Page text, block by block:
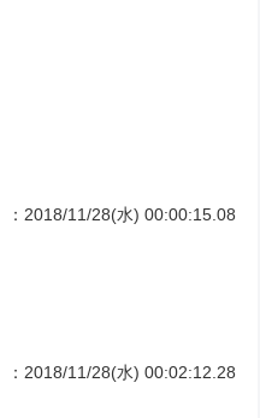
：2018/11/28(水) 00:00:15.08
：2018/11/28(水) 00:02:12.28